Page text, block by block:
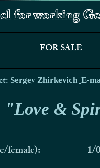
for working
FOR SALE
Sergey Zhirkevich E-
"Love &
female):
1/0